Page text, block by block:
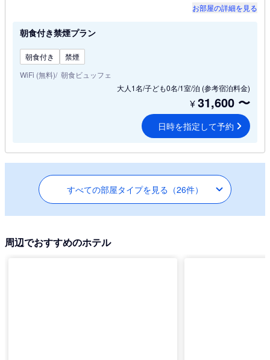
お部屋の詳細を見る
朝食付き禁煙プラン
朝食付き
禁煙
WiFi (無料) 朝食ビュッフェ
大人1名/子ども0名/1室/泊 (参考宿泊料金)
¥31,600 〜
日時を指定して予約
すべての部屋タイプを見る（26件）
周辺でおすすめのホテル